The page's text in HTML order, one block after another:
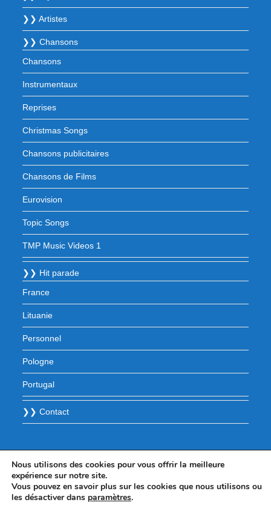
❯❯ Artistes
❯❯ Chansons
Chansons
Instrumentaux
Reprises
Christmas Songs
Chansons publicitaires
Chansons de Films
Eurovision
Topic Songs
TMP Music Videos 1
❯❯ Hit parade
France
Lituanie
Personnel
Pologne
Portugal
❯❯ Contact
Nous utilisons des cookies pour vous offrir la meilleure
expérience sur notre site.
Vous pouvez en savoir plus sur les cookies que nous utilisons ou
les désactiver dans paramètres.